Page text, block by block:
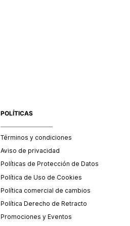
POLÍTICAS
Términos y condiciones
Aviso de privacidad
Políticas de Protección de Datos
Política de Uso de Cookies
Política comercial de cambios
Política Derecho de Retracto
Promociones y Eventos